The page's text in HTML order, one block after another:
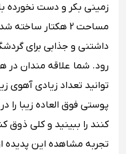
زمینی بکر و دست نخورده
مساحت 2 هکتار
داشتنی و جذابی برای
رود. شما علاقه مندان در
‌توانید تعداد زیادی آهوی
پوستی فوق ‌العاده زیبا را
کنند را ببینید و کلی ذوق
تجربه‌ مشاهده‌ این پدیده